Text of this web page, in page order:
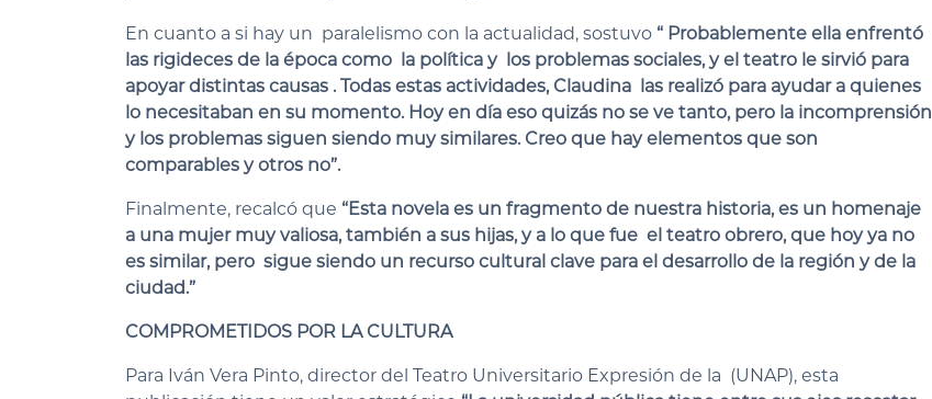
En cuanto a si hay un paralelismo con la actualidad, sostuvo “ Probablemente ella enfrentó
las rigideces de la época como la política y los problemas sociales, y el teatro le sirvió para
apoyar distintas causas . Todas estas actividades, Claudina las realizó para ayudar a quienes
lo necesitaban en su momento. Hoy en día eso quizás no se ve tanto, pero la incomprensión
y los problemas siguen siendo muy similares. Creo que hay elementos que son
comparables y otros no”.
Finalmente, recalcó que “Esta novela es un fragmento de nuestra historia, es un homenaje
a una mujer muy valiosa, también a sus hijas, y a lo que fue el teatro obrero, que hoy ya no
es similar, pero sigue siendo un recurso cultural clave para el desarrollo de la región y de la
ciudad.”
COMPROMETIDOS POR LA CULTURA
Para Iván Vera Pinto, director del Teatro Universitario Expresión de la (UNAP), esta